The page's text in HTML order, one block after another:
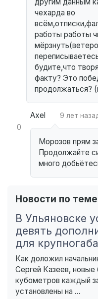
чехарда во
работы работы
будите,что
факту? Это
продолжаться?
0
Axel 9 лет
Морозов прям
Продолжайте
много
Новости по теме
В Ульяновске
девять
для
Как доложил
Сергей Казеев,
кубометров каждый
установлены на ...